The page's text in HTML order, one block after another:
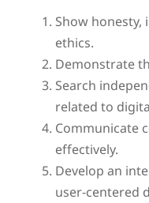
Show
ethics.
Demonstrate
Search
related to
Communicate
effectively.
Develop an
user-centered